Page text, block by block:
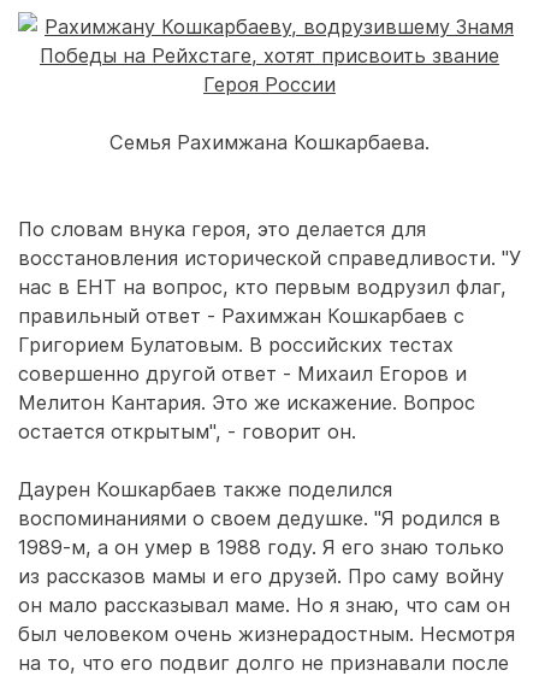
Семья Рахимжана Кошкарбаева.
По словам внука героя, это делается для
восстановления исторической справедливости. "У
нас в ЕНТ на вопрос, кто первым водрузил флаг,
правильный ответ - Рахимжан Кошкарбаев с
Григорием Булатовым. В российских тестах
совершенно другой ответ - Михаил Егоров и
Мелитон Кантария. Это же искажение. Вопрос
остается открытым", - говорит он.
Даурен Кошкарбаев также поделился
воспоминаниями о своем дедушке. "Я родился в
1989-м, а он умер в 1988 году. Я его знаю только
из рассказов мамы и его друзей. Про саму войну
он мало рассказывал маме. Но я знаю, что сам он
был человеком очень жизнерадостным. Несмотря
на то, что его подвиг долго не признавали после